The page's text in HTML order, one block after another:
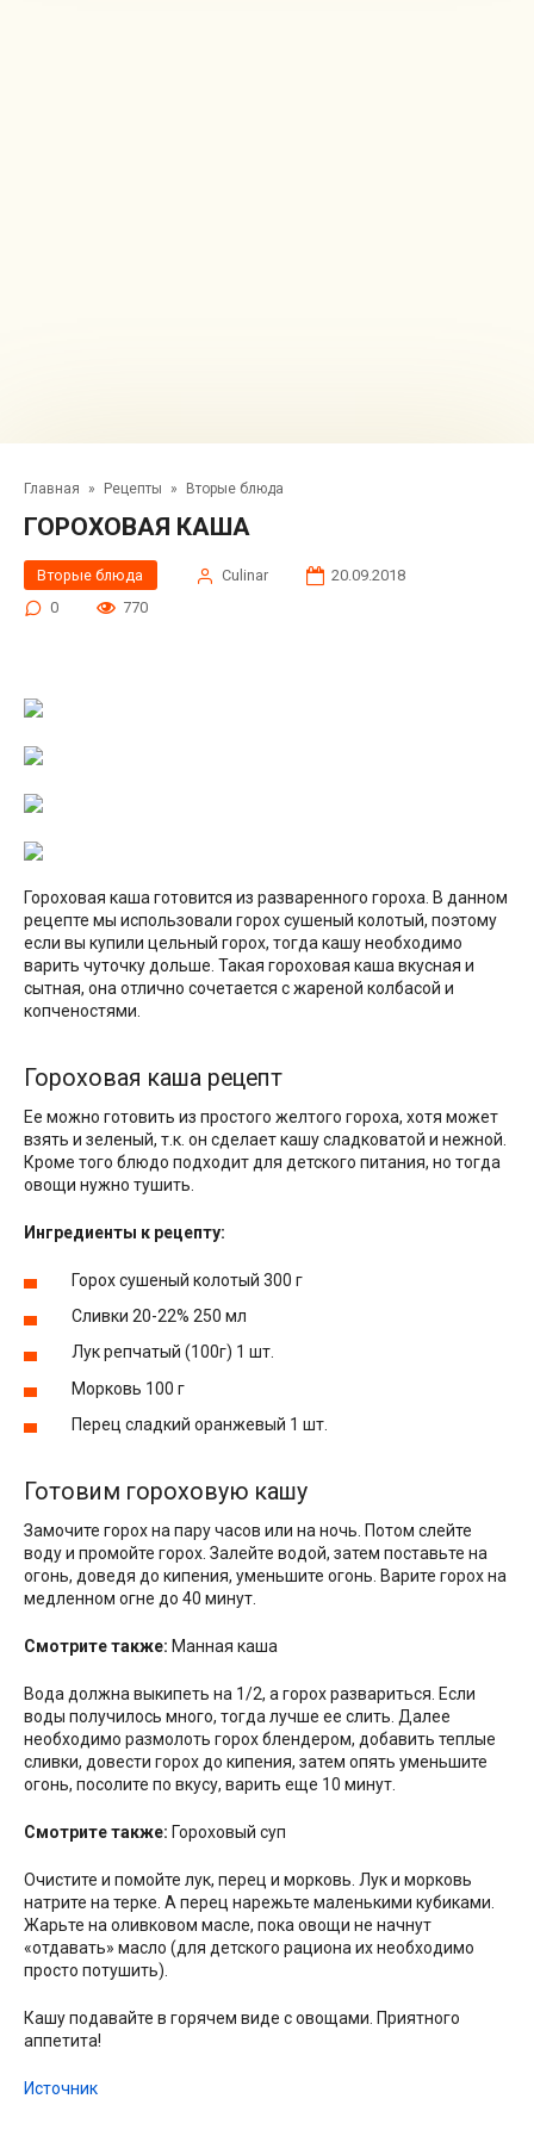
Главная » Рецепты » Вторые блюда
ГОРОХОВАЯ КАША
Вторые блюда Сulinar
20.09.2018
0
770
Гороховая каша готовится из разваренного гороха. В данном
рецепте мы использовали горох сушеный колотый, поэтому
если вы купили цельный горох, тогда кашу необходимо
варить чуточку дольше. Такая гороховая каша вкусная и
сытная, она отлично сочетается с жареной колбасой и
копченостями.
Гороховая каша рецепт
Ее можно готовить из простого желтого гороха, хотя может
взять и зеленый, т.к. он сделает кашу сладковатой и нежной.
Кроме того блюдо подходит для детского питания, но тогда
овощи нужно тушить.
Ингредиенты к рецепту:
Горох сушеный колотый 300 г
Сливки 20-22% 250 мл
Лук репчатый (100г) 1 шт.
Морковь 100 г
Перец сладкий оранжевый 1 шт.
Готовим гороховую кашу
Замочите горох на пару часов или на ночь. Потом слейте
воду и промойте горох. Залейте водой, затем поставьте на
огонь, доведя до кипения, уменьшите огонь. Варите горох на
медленном огне до 40 минут.
Смотрите также: Манная каша
Вода должна выкипеть на 1/2, а горох развариться. Если
воды получилось много, тогда лучше ее слить. Далее
необходимо размолоть горох блендером, добавить теплые
сливки, довести горох до кипения, затем опять уменьшите
огонь, посолите по вкусу, варить еще 10 минут.
Смотрите также: Гороховый суп
Очистите и помойте лук, перец и морковь. Лук и морковь
натрите на терке. А перец нарежьте маленькими кубиками.
Жарьте на оливковом масле, пока овощи не начнут
«отдавать» масло (для детского рациона их необходимо
просто потушить).
Кашу подавайте в горячем виде с овощами. Приятного
аппетита!
Источник